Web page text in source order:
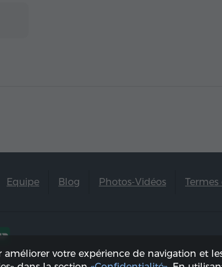
Equipe Blog Photos-Vidéos
améliorer votre expérience de navigation et